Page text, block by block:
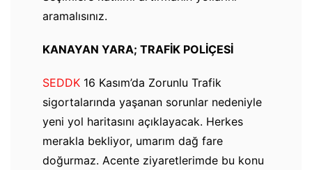
aramalısınız.
KANAYAN YARA; TRAFİK POLİÇESİ
SEDDK 16 Kasım’da Zorunlu Trafik
sigortalarında yaşanan sorunlar nedeniyle
yeni yol haritasını açıklayacak. Herkes
merakla bekliyor, umarım dağ fare
doğurmaz. Acente ziyaretlerimde bu konu